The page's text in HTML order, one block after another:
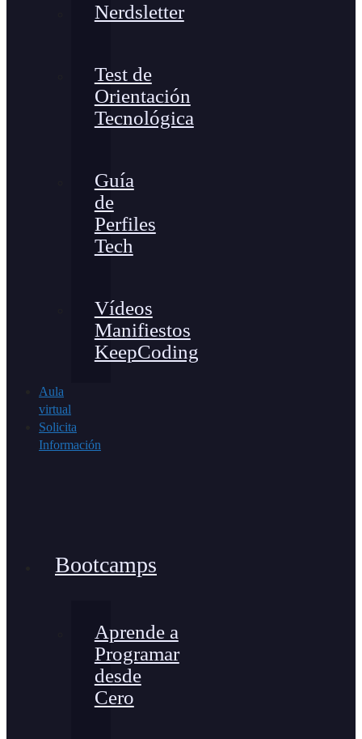
Nerdsletter
Test de
Orientación
Tecnológica
Guía
de
Perfiles
Tech
Vídeos
Manifiestos
KeepCoding
Aula
virtual
Solicita
Información
Bootcamps
Aprende a
Programar
desde
Cero